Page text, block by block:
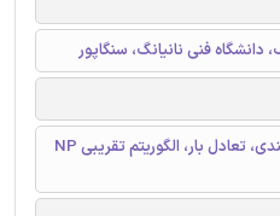
فنی نانیانگ، سنگاپور
شبکه های حسگر بی سیم، خوشه بندی، تعادل بار، الگوریتم تقریبی NP